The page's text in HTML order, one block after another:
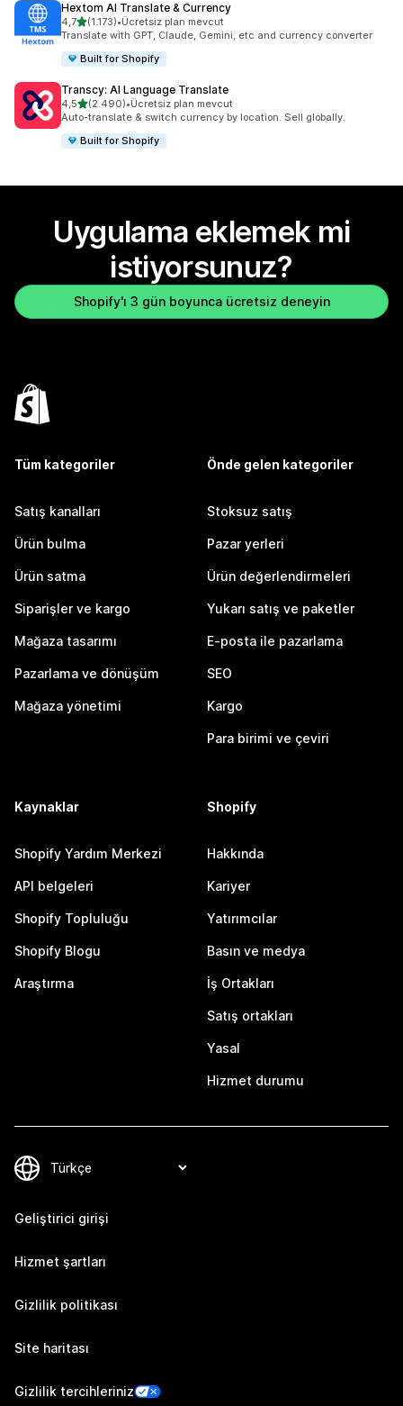
Hextom AI Translate & Currency
4,75 yıldız üzerinden
(1.173)
toplam 1173 değerlendirme
•Ücretsiz plan mevcut
Translate with GPT, Claude, Gemini, etc and currency converter
Built for Shopify
Transcy: AI Language Translate
4,55 yıldız üzerinden
(2.490)
toplam 2490 değerlendirme
•Ücretsiz plan mevcut
Auto-translate & switch currency by location. Sell globally.
Built for Shopify
Uygulama eklemek mi
istiyorsunuz?
Shopify'ı 3 gün boyunca ücretsiz deneyin
Tüm kategoriler
Satış kanalları
Ürün bulma
Ürün satma
Siparişler ve kargo
Mağaza tasarımı
Pazarlama ve dönüşüm
Mağaza yönetimi
Önde gelen kategoriler
Stoksuz satış
Pazar yerleri
Ürün değerlendirmeleri
Yukarı satış ve paketler
E-posta ile pazarlama
SEO
Kargo
Para birimi ve çeviri
Kaynaklar
Shopify Yardım Merkezi
API belgeleri
Shopify Topluluğu
Shopify Blogu
Araştırma
Shopify
Hakkında
Kariyer
Yatırımcılar
Basın ve medya
İş Ortakları
Satış ortakları
Yasal
Hizmet durumu
Geliştirici girişi
Hizmet şartları
Gizlilik politikası
Site haritası
Gizlilik tercihleriniz